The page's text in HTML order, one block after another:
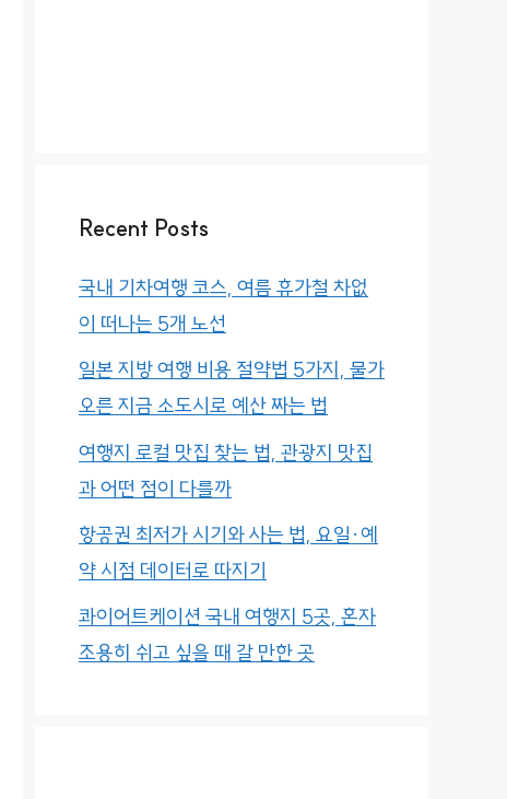
Recent Posts
국내 기차여행 코스, 여름 휴가철 차없
이 떠나는 5개 노선
일본 지방 여행 비용 절약법 5가지, 물가
오른 지금 소도시로 예산 짜는 법
여행지 로컬 맛집 찾는 법, 관광지 맛집
과 어떤 점이 다를까
항공권 최저가 시기와 사는 법, 요일·예
약 시점 데이터로 따지기
콰이어트케이션 국내 여행지 5곳, 혼자
조용히 쉬고 싶을 때 갈 만한 곳